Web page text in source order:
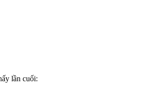
lần cuối: